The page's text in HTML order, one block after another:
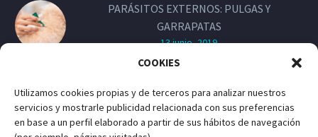
COOKIES
Utilizamos cookies propias y de terceros para analizar nuestros
servicios y mostrarle publicidad relacionada con sus preferencias
en base a un perfil elaborado a partir de sus hábitos de navegación
PARÁSITOS EXTERNOS: PULGAS Y
GARRAPATAS
13 junio, 2019
LAS VACUNAS DE LOS PERROS
13 junio, 2019